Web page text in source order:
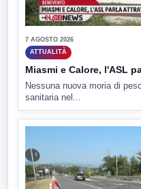
7 AGOSTO 2026
ATTUALITÀ
Miasmi e Calore, l'ASL
Nessuna nuova moria di
sanitaria nel...